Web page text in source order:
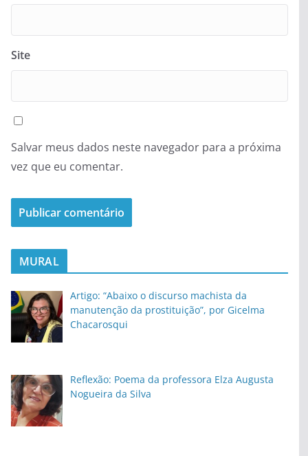
Site
Salvar meus dados neste navegador para a próxima
vez que eu comentar.
MURAL
Artigo: “Abaixo o discurso machista da
manutenção da prostituição”, por Gicelma
Chacarosqui
Reflexão: Poema da professora Elza Augusta
Nogueira da Silva